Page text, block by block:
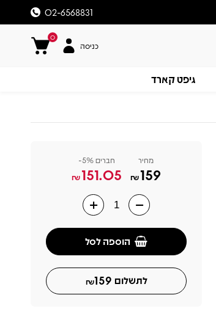
02-6568831
0
כניסה
גיפט קארד
מחיר
159
₪
חברים 5%-
151.05
₪
הוספה לסל
לתשלום 159
₪